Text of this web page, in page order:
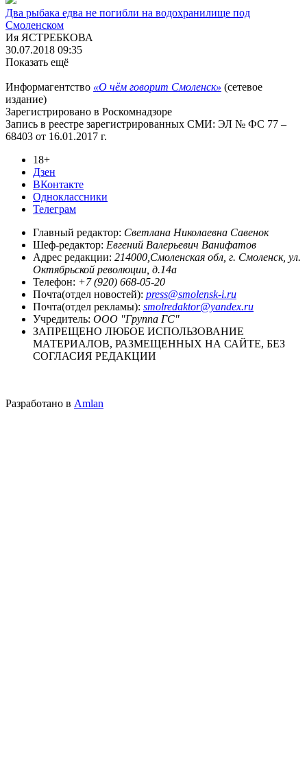
Два рыбака едва не погибли на водохранилище под
Смоленском
Ия ЯСТРЕБКОВА
30.07.2018 09:35
Показать ещё
Информагентство «О чём говорит Смоленск» (сетевое
издание)
Зарегистрировано в Роскомнадзоре
Запись в реестре зарегистрированных СМИ: ЭЛ № ФС 77 –
68403 от 16.01.2017 г.
18+
Дзен
ВКонтакте
Одноклассники
Телеграм
Главный редактор: Светлана Николаевна Савенок
Шеф-редактор: Евгений Валерьевич Ванифатов
Адрес редакции: 214000,Смоленская обл, г. Смоленск, ул.
Октябрьской революции, д.14а
Телефон: +7 (920) 668-05-20
Почта(отдел новостей): press@smolensk-i.ru
Почта(отдел рекламы): smolredaktor@yandex.ru
Учредитель: ООО "Группа ГС"
ЗАПРЕЩЕНО ЛЮБОЕ ИСПОЛЬЗОВАНИЕ
МАТЕРИАЛОВ, РАЗМЕЩЕННЫХ НА САЙТЕ, БЕЗ
СОГЛАСИЯ РЕДАКЦИИ
Разработано в Amlan